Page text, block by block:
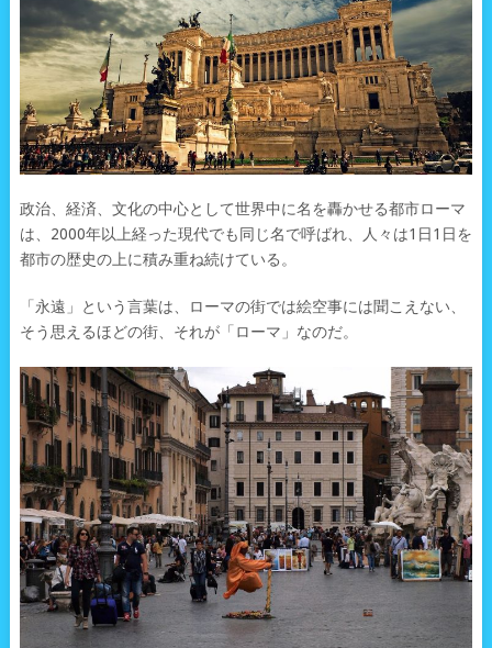
政治、経済、文化の中心として世界中に名を轟かせる都市ローマ
は、2000年以上経った現代でも同じ名で呼ばれ、人々は1日1日を
都市の歴史の上に積み重ね続けている。
「永遠」という言葉は、ローマの街では絵空事には聞こえない、
そう思えるほどの街、それが「ローマ」なのだ。